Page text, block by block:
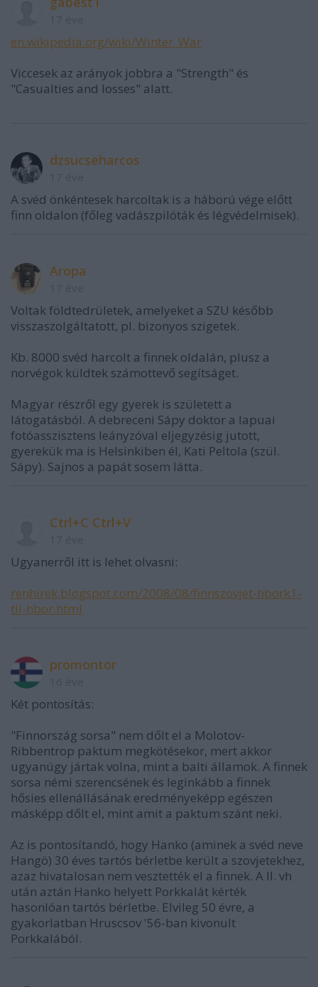
en.wikipedia.org/wiki/Winter_War
Viccesek az arányok jobbra a "Strength" és
"Casualties and losses" alatt.
dzsucseharcos
A svéd önkéntesek harcoltak is a háború vége előtt
finn oldalon (főleg vadászpilóták és légvédelmisek).
Aropa
Voltak földtedrületek, amelyeket a SZU később
visszaszolgáltatott, pl. bizonyos szigetek.
Kb. 8000 svéd harcolt a finnek oldalán, plusz a
norvégok küldtek számottevő segítságet.
Magyar részről egy gyerek is született a
látogatásból. A debreceni Sápy doktor a lapuai
fotóasszisztens leányzóval eljegyzésig jutott,
gyerekük ma is Helsinkiben él, Kati Peltola (szül.
Sápy). Sajnos a papát sosem látta.
Ctrl+C Ctrl+V
Ugyanerről itt is lehet olvasni:
renhirek.blogspot.com/2008/08/finnszovjet-hbork1-
tli-hbor.html
promontor
Két pontosítás:
"Finnország sorsa" nem dőlt el a Molotov-
Ribbentrop paktum megkötésekor, mert akkor
ugyanúgy jártak volna, mint a balti államok. A finnek
sorsa némi szerencsének és leginkább a finnek
hősies ellenállásának eredményeképp egészen
másképp dőlt el, mint amit a paktum szánt neki.
Az is pontosítandó, hogy Hanko (aminek a svéd neve
Hangö) 30 éves tartós bérletbe került a szovjetekhez,
azaz hivatalosan nem vesztették el a finnek. A II. vh
után aztán Hanko helyett Porkkalát kérték
hasonlóan tartós bérletbe. Elvileg 50 évre, a
gyakorlatban Hruscsov '56-ban kivonult
Porkkalából.